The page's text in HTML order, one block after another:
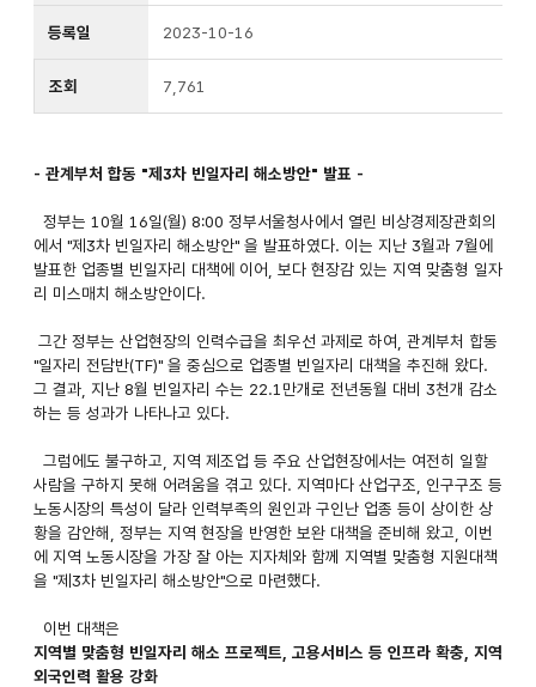
등록일 2023-10-16
조회 7,761
- 관계부처 합동 "제3차 빈일자리 해소방안" 발표 -
정부는 10월 16일(월) 8:00 정부서울청사에서 열린 비상경제장관회의
에서 "제3차 빈일자리 해소방안" 을 발표하였다. 이는 지난 3월과 7월에
발표한 업종별 빈일자리 대책에 이어, 보다 현장감 있는 지역 맞춤형 일자
리 미스매치 해소방안이다.
그간 정부는 산업현장의 인력수급을 최우선 과제로 하여, 관계부처 합동
"일자리 전담반(TF)" 을 중심으로 업종별 빈일자리 대책을 추진해 왔다.
그 결과, 지난 8월 빈일자리 수는 22.1만개로 전년동월 대비 3천개 감소
하는 등 성과가 나타나고 있다.
그럼에도 불구하고, 지역 제조업 등 주요 산업현장에서는 여전히 일할
사람을 구하지 못해 어려움을 겪고 있다. 지역마다 산업구조, 인구구조 등
노동시장의 특성이 달라 인력부족의 원인과 구인난 업종 등이 상이한 상
황을 감안해, 정부는 지역 현장을 반영한 보완 대책을 준비해 왔고, 이번
에 지역 노동시장을 가장 잘 아는 지자체와 함께 지역별 맞춤형 지원대책
을 "제3차 빈일자리 해소방안"으로 마련했다.
이번 대책은
지역별 맞춤형 빈일자리 해소 프로젝트, 고용서비스 등 인프라 확충, 지역
외국인력 활용 강화